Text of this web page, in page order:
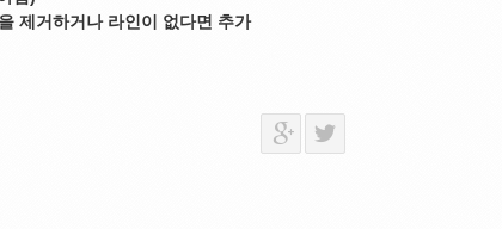
거하거나 라인이 없다면 추가